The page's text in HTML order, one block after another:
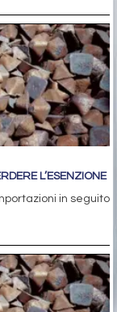
L’ESENZIONE
in seguito